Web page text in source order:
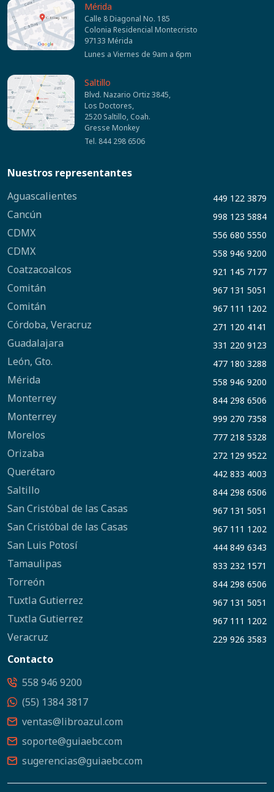
Mérida
Calle 8 Diagonal No. 185
Colonia Residencial Montecristo
97133 Mérida
Lunes a Viernes de 9am a 6pm
Saltillo
Blvd. Nazario Ortiz 3845,
Los Doctores,
2520 Saltillo, Coah.
Gresse Monkey
Tel. 844 298 6506
Nuestros representantes
Aguascalientes
449 122 3879
Cancún 998 123 5884
CDMX 556 680 5550
CDMX 558 946 9200
Coatzacoalcos 921 145 7177
Comitán 967 131 5051
Comitán 967 111 1202
Córdoba, Veracruz 271 120 4141
Guadalajara 331 220 9123
León, Gto. 477 180 3288
Mérida 558 946 9200
Monterrey 844 298 6506
Monterrey 999 270 7358
Morelos 777 218 5328
Orizaba 272 129 9522
Querétaro 442 833 4003
Saltillo 844 298 6506
San Cristóbal de las Casas 967 131 5051
San Cristóbal de las Casas 967 111 1202
San Luis Potosí 444 849 6343
Tamaulipas 833 232 1571
Torreón 844 298 6506
Tuxtla Gutierrez 967 131 5051
Tuxtla Gutierrez 967 111 1202
Veracruz 229 926 3583
Contacto
558 946 9200
(55) 1384 3817
ventas@libroazul.com
soporte@guiaebc.com
sugerencias@guiaebc.com